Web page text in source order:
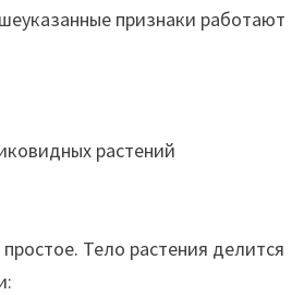
признаки работают
растений
Тело растения делится